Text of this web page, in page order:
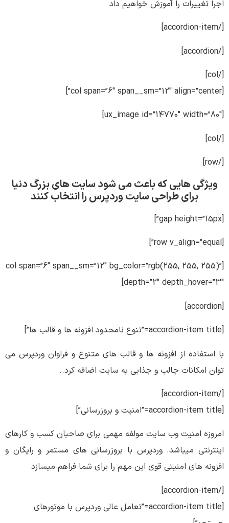
اجرا تغییرات را آموزش خواهیم داد
[/accordion-item]
[/accordion]
[/col]
[col span=”6″ span__sm=”12″ align=”center”]
[ux_image id=”14770″ width=”80″]
[/col]
[/row]
ویژگی هایی که باعث می شود سایت های بزرگ دنیا
برای طراحی سایت وردپرس را انتخاب کنند
[gap height=”15px”]
[row v_align=”equal”]
[col span=”6″ span__sm=”12″ bg_color=”rgb(255, 255, 255)”
depth=”2″ depth_hover=”3″]
[accordion]
[accordion-item title=”تنوع نامحدود افزونه ها و قالب ها”]
با استفاده از افزونه ها و قالب های متنوع و فراوان وردپرس می
توان امکانات جالب و جذابی به سایت اضافه کرد..
[/accordion-item]
[accordion-item title=”امنیت و بروزرسانی”]
امروزه امنیت وب سایت مولفه مهمی برای صاحبان کسب و کارهای
اینترنتی میباشد. وردپرس با بروزرسانی های مستمر و رایگان و
افزونه های امنیتی قوی این مهم را برای شما فراهم میسازد
[/accordion-item]
[accordion-item title=”تعامل عالی وردپرس با موتورهای